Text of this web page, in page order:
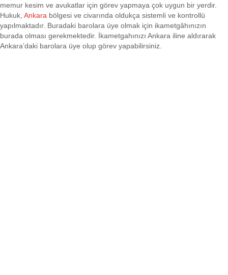
memur kesim ve avukatlar için görev yapmaya çok uygun bir yerdir.
Hukuk, Ankara bölgesi ve civarında oldukça sistemli ve kontrollü
yapılmaktadır. Buradaki barolara üye olmak için ikametgâhınızın
burada olması gerekmektedir. İkametgahınızı Ankara iline aldırarak
Ankara’daki barolara üye olup görev yapabilirsiniz.